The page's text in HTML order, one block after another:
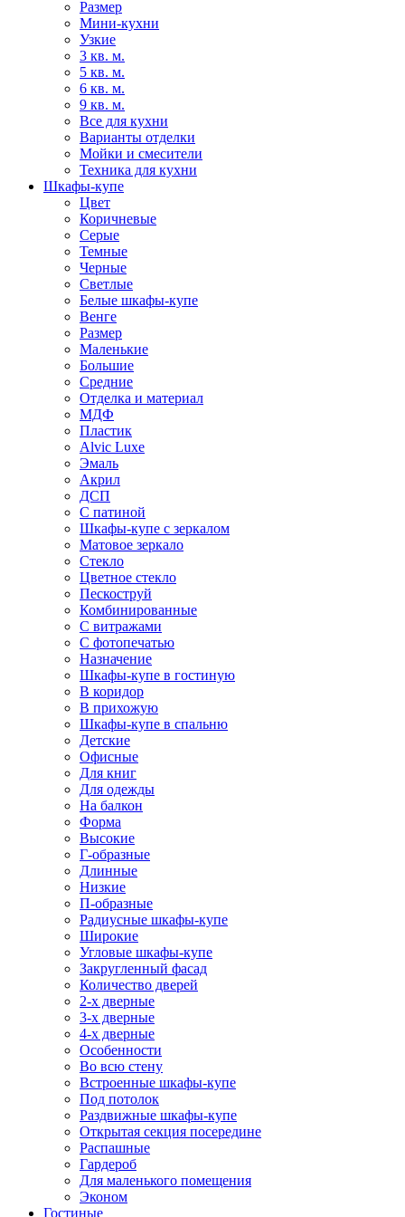
Размер
Мини-кухни
Узкие
3 кв. м.
5 кв. м.
6 кв. м.
9 кв. м.
Все для кухни
Варианты отделки
Мойки и смесители
Техника для кухни
Шкафы-купе
Цвет
Коричневые
Серые
Темные
Черные
Светлые
Белые шкафы-купе
Венге
Размер
Маленькие
Большие
Средние
Отделка и материал
МДФ
Пластик
Alvic Luxe
Эмаль
Акрил
ДСП
С патиной
Шкафы-купе с зеркалом
Матовое зеркало
Стекло
Цветное стекло
Пескоструй
Комбинированные
С витражами
С фотопечатью
Назначение
Шкафы-купе в гостиную
В коридор
В прихожую
Шкафы-купе в спальню
Детские
Офисные
Для книг
Для одежды
На балкон
Форма
Высокие
Г-образные
Длинные
Низкие
П-образные
Радиусные шкафы-купе
Широкие
Угловые шкафы-купе
Закругленный фасад
Количество дверей
2-х дверные
3-х дверные
4-х дверные
Особенности
Во всю стену
Встроенные шкафы-купе
Под потолок
Раздвижные шкафы-купе
Открытая секция посередине
Распашные
Гардероб
Для маленького помещения
Эконом
Гостиные